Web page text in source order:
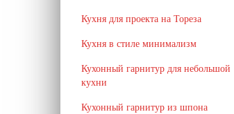
Кухня для проекта на Тореза
Кухня в стиле минимализм
Кухонный гарнитур для небольшой
кухни
Кухонный гарнитур из шпона